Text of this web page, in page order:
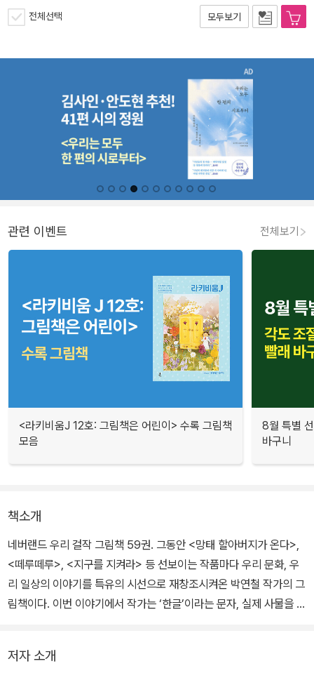
전체선택 모두보기
관련 이벤트 전체보기
<라키비움J 12호: 그림책은 어린이> 수록 그림책
모음
8월 특별
바구니
책소개
네버랜드 우리 걸작 그림책 59권. 그동안 <망태 할아버지가 온다>,
<떼루떼루>, <지구를 지켜라> 등 선보이는 작품마다 우리 문화, 우
리 일상의 이야기를 특유의 시선으로 재창조시켜온 박연철 작가의 그
림책이다. 이번 이야기에서 작가는 ‘한글’이라는 문자, 실제 사물을 바
저자 소개